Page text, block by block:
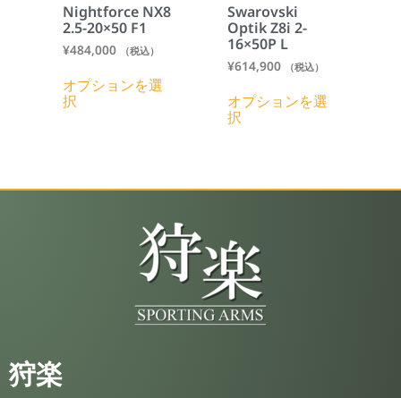
Nightforce NX8
2.5-20×50 F1
¥484,000 （税込）
オプションを選
択
Swarovski
Optik Z8i 2-
16×50P L
¥614,900 （税込）
オプションを選
択
狩楽